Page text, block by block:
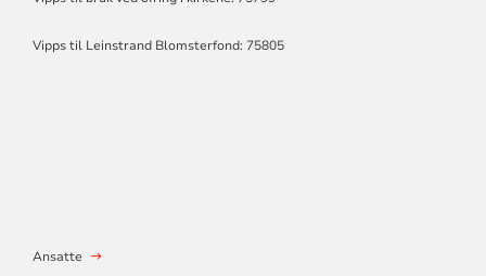
Vipps til Leinstrand Blomsterfond: 75805
Ansatte